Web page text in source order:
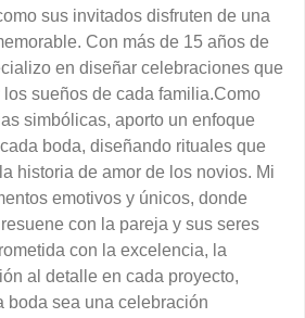
sus invitados disfruten de una
Con más de 15 años de
en diseñar celebraciones que
sueños de cada familia.Como
simbólicas, aporto un enfoque
boda, diseñando rituales que
historia de amor de los novios. Mi
emotivos y únicos, donde
con la pareja y sus seres
con la excelencia, la
al detalle en cada proyecto,
boda sea una celebración